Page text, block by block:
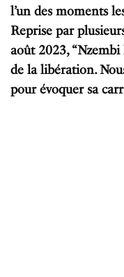
l’un des moments
Reprise par
août 2023, “Nzembi
de la libération.
pour évoquer sa